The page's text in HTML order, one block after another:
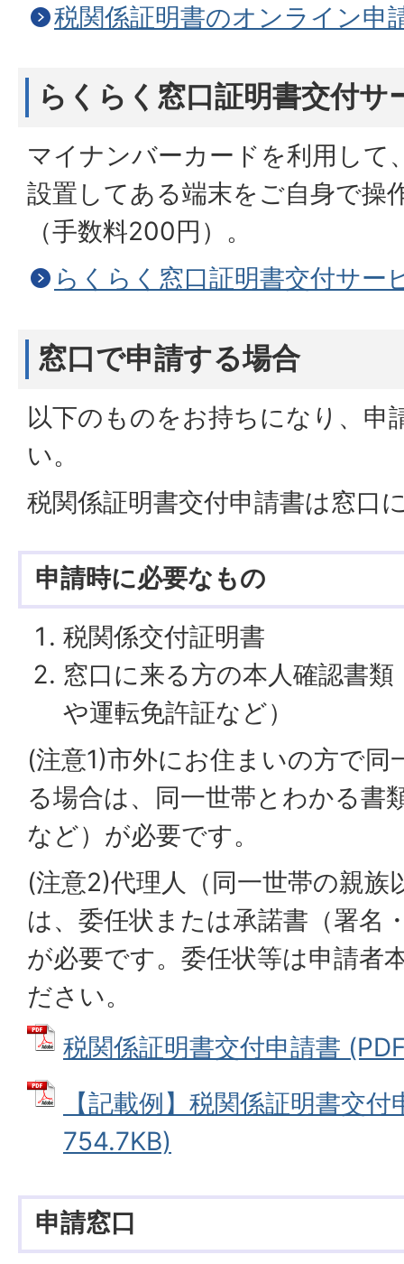
税関係証明書のオンライン申
らくらく窓口証明書交付サ
マイナンバーカードを利用して
設置してある端末をご自身で操
（手数料200円）。
らくらく窓口証明書交付サー
窓口で申請する場合
以下のものをお持ちになり、申
い。
税関係証明書交付申請書は窓口
申請時に必要なもの
税関係交付証明書
窓口に来る方の本人確認書
や運転免許証など）
(注意1)市外にお住まいの方で同
る場合は、同一世帯とわかる書
など）が必要です。
(注意2)代理人（同一世帯の親族
は、委任状または承諾書（署名
が必要です。委任状等は申請者
ださい。
税関係証明書交付申請書
【記載例】税関係証明書交
754.7KB)
申請窓口